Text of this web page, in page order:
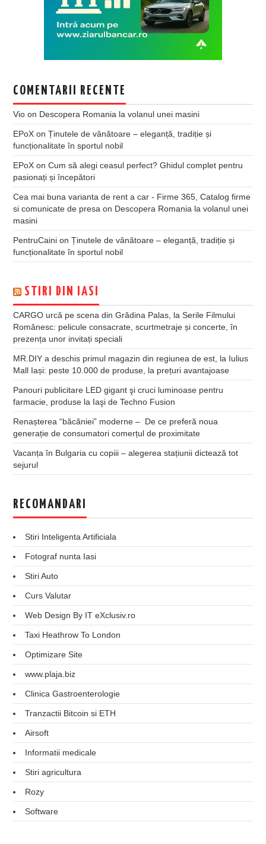
COMENTARII RECENTE
Vio on Descopera Romania la volanul unei masini
EPoX onȚinutele de vânătoare – eleganță, tradiție și
funcționalitate în sportul nobil
EPoX onCum să alegi ceasul perfect? Ghidul complet pentru
pasionați și începători
Cea mai buna varianta de rent a car - Firme 365, Catalog firme
si comunicate de presa on Descopera Romania la volanul unei
masini
PentruCaini onȚinutele de vânătoare – eleganță, tradiție și
funcționalitate în sportul nobil
STIRI DIN IASI
CARGO urcă pe scena din Grădina Palas, la Serile Filmului
Românesc: pelicule consacrate, scurtmetraje și concerte, în
prezența unor invitați speciali
MR.DIY a deschis primul magazin din regiunea de est, la Iulius
Mall Iași: peste 10.000 de produse, la prețuri avantajoase
Panouri publicitare LED gigant şi cruci luminoase pentru
farmacie, produse la Iaşi de Techno Fusion
Renașterea “băcăniei” moderne – De ce preferă noua
generație de consumatori comerțul de proximitate
Vacanța în Bulgaria cu copiii – alegerea stațiunii dictează tot
sejurul
RECOMANDARI
Stiri Inteligenta Artificiala
Fotograf nunta Iasi
Stiri Auto
Curs Valutar
Web Design By IT eXclusiv.ro
Taxi Heathrow To London
Optimizare Site
www.plaja.biz
Clinica Gastroenterologie
Tranzactii Bitcoin si ETH
Airsoft
Informatii medicale
Stiri agricultura
Rozy
Software